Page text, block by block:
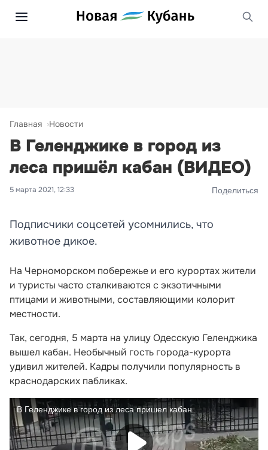
Главная Новости
В Геленджике в город из
леса пришёл кабан (ВИДЕО)
5 марта 2021, 12:33 Поделиться
Подписчики соцсетей усомнились, что
животное дикое.
На Черноморском побережье и его курортах жители
и туристы часто сталкиваются с экзотичными
птицами и животными, составляющими колорит
местности.
Так, сегодня, 5 марта на улицу Одесскую Геленджика
вышел кабан. Необычный гость города-курорта
удивил жителей. Кадры получили популярность в
краснодарских пабликах.